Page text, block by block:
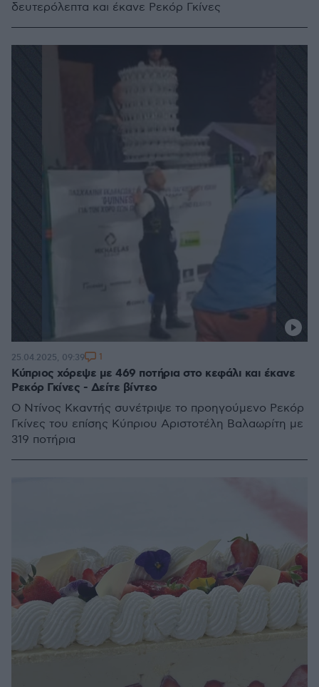
δευτερόλεπτα και έκανε Ρεκόρ Γκίνες
Κύπριος χόρεψε με 469 ποτήρια στο κεφάλι και έκανε
Ρεκόρ Γκίνες - Δείτε βίντεο
Ο Ντίνος Κκαντής συνέτριψε το προηγούμενο Ρεκόρ
Γκίνες του επίσης Κύπριου Αριστοτέλη Βαλαωρίτη με
319 ποτήρια
25.04.2025, 09:39 1